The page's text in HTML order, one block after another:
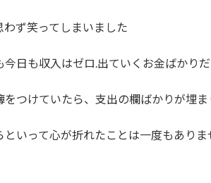
わず笑ってしまいました
今日も収入はゼロ.出ていくお金ばかり
をつけていたら、支出の欄ばかりが埋
といって心が折れたことは一度もありま